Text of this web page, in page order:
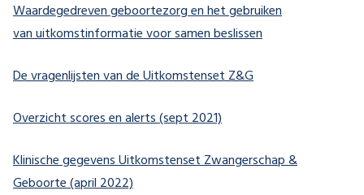
Waardegedreven geboortezorg en het gebruiken
van uitkomstinformatie voor samen beslissen(opent in nieuw
De vragenlijsten van de Uitkomstenset Z&G(opent in nieuw
Overzicht scores en alerts (sept 2021)(opent in nieuw tabblad)
Klinische gegevens Uitkomstenset Zwangerschap &
Geboorte (april 2022)(opent in nieuw tabblad)